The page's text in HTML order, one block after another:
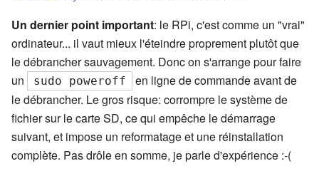
Un dernier point important: le RPi, c'est comme un "vrai"
ordinateur... il vaut mieux l'éteindre proprement plutôt que
le débrancher sauvagement. Donc on s'arrange pour faire
un
sudo poweroff
en ligne de commande avant de
le débrancher. Le gros risque: corrompre le système de
fichier sur le carte SD, ce qui empêche le démarrage
suivant, et impose un reformatage et une réinstallation
complète. Pas drôle en somme, je parle d'expérience :-(